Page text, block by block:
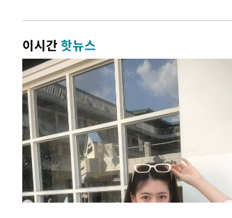
이시간핫뉴스